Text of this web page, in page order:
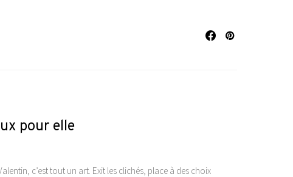
pour elle
c’est tout un art. Exit les clichés, place à des choix